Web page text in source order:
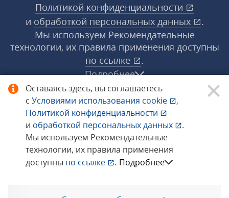
Оставаясь здесь, вы соглашаетесь
с Условиями использования cookie
,
Политикой конфиденциальности
и обработкой персональных данных
.
Мы используем Рекомендательные
технологии, их правила применения
доступны по ссылке . Подробнее
Политикой конфиденциальности
и обработкой персональных данных
.
Мы используем Рекомендательные
технологии, их правила применения доступны
по ссылке
.
Подробнее
© 1998−2026 «1С‑Рарус» ®. Все права
защищены.
Сообщить об ошибке